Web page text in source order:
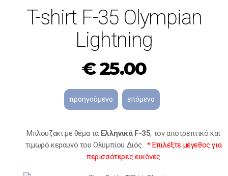
T-shirt F-35 Olympian
Lightning
€25.00
Mπλουζακι με θέμα τα Ελληνικά F-35, τον αποτρεπτικό και
τιμωρό κεραυνό του Ολυμπίου Διός. * Eπιλέξτε μέγεθος για
περισσότερες εικόνες